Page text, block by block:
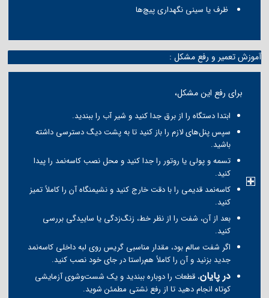
ظرف یا سینی نگهداری پیچ‌ها
آموزش تعمیر و رفع مشکل :
برای رفع این مشکل،
ابتدا دستگاه را از برق جدا کنید و شیر آب را ببندید.
سپس پنل‌های لازم را باز کنید تا به پشت دیگ دسترسی داشته
باشید.
تسمه و پولی یا روتور را جدا کنید و محل نصب کاسه‌نمد را پیدا
کنید.
کاسه‌نمد قدیمی را با دقت خارج کنید و نشیمنگاه آن را کاملاً تمیز
کنید.
بعد از آن، شفت را از نظر خط، زنگ‌زدگی یا ساییدگی بررسی
کنید.
اگر شفت سالم بود، مقدار مناسبی گریس روی لبه داخلی کاسه‌نمد
جدید بزنید و آن را کاملاً هم‌راستا در جای خود نصب کنید.
در پایان، قطعات را دوباره ببندید و یک شست‌وشوی آزمایشی
کوتاه انجام دهید تا از رفع نشتی مطمئن شوید.